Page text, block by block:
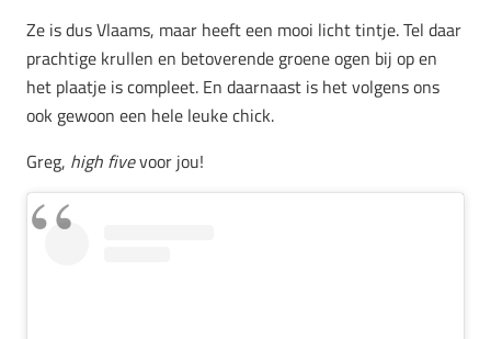
Ze is dus Vlaams, maar heeft een mooi licht tintje. Tel daar
prachtige krullen en betoverende groene ogen bij op en
het plaatje is compleet. En daarnaast is het volgens ons
ook gewoon een hele leuke chick.
Greg, high fivevoor jou!